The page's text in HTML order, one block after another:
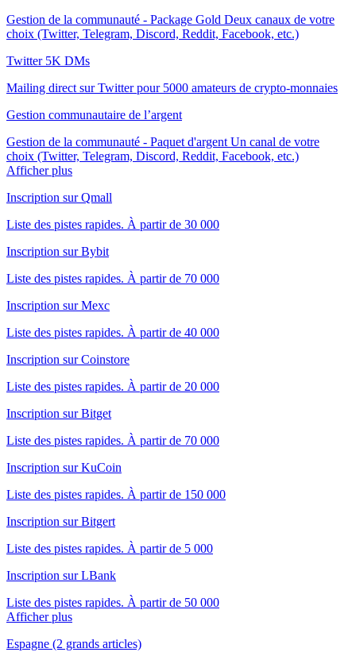
Gestion de la communauté - Package Gold Deux canaux de votre
choix (Twitter, Telegram, Discord, Reddit, Facebook, etc.)
Twitter 5K DMs
Mailing direct sur Twitter pour 5000 amateurs de crypto-monnaies
Gestion communautaire de l’argent
Gestion de la communauté - Paquet d'argent Un canal de votre
choix (Twitter, Telegram, Discord, Reddit, Facebook, etc.)
Afficher plus
Inscription sur Qmall
Liste des pistes rapides. À partir de 30 000
Inscription sur Bybit
Liste des pistes rapides. À partir de 70 000
Inscription sur Mexc
Liste des pistes rapides. À partir de 40 000
Inscription sur Coinstore
Liste des pistes rapides. À partir de 20 000
Inscription sur Bitget
Liste des pistes rapides. À partir de 70 000
Inscription sur KuCoin
Liste des pistes rapides. À partir de 150 000
Inscription sur Bitgert
Liste des pistes rapides. À partir de 5 000
Inscription sur LBank
Liste des pistes rapides. À partir de 50 000
Afficher plus
Espagne (2 grands articles)